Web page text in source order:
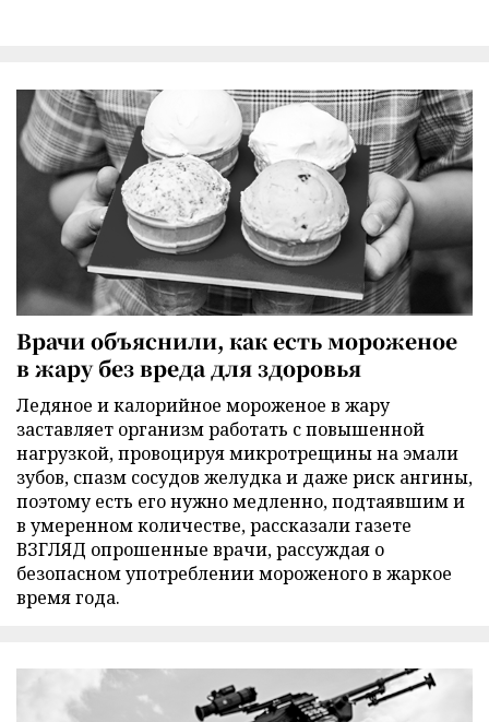
Врачи объяснили, как есть мороженое
в жару без вреда для здоровья
Ледяное и калорийное мороженое в жару
заставляет организм работать с повышенной
нагрузкой, провоцируя микротрещины на эмали
зубов, спазм сосудов желудка и даже риск ангины,
поэтому есть его нужно медленно, подтаявшим и
в умеренном количестве, рассказали газете
ВЗГЛЯД опрошенные врачи, рассуждая о
безопасном употреблении мороженого в жаркое
время года.